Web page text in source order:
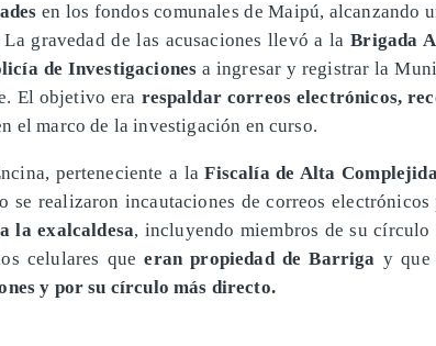
en los fondos comunales de Maipú, alcanzando
La gravedad de las acusaciones llevó a laBrigada
de Investigaciones a ingresar y registrar la
El objetivo era respaldar correos electrónicos,
el marco de la investigación en curso.
perteneciente a laFiscalía de Alta
se realizaron incautaciones de correos electrónicos
la exalcaldesa, incluyendo miembros de su círculo
celulares queeran propiedad de Barriga y que
y por su círculo más directo.